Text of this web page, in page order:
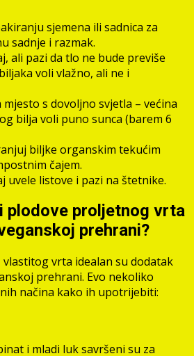
sjemena ili sadnica za
sadnje i razmak.
ali pazi da tlo ne bude previše
voli vlažno, ali ne i
s dovoljno svjetla – većina
bilja voli puno sunca (barem 6
biljke organskim tekućim
čajem.
uvele listove i pazi na štetnike.
plodove proljetnog vrta
prehrani?
vlastitog vrta idealan su dodatak
prehrani. Evo nekoliko
načina kako ih upotrijebiti:
i mladi luk savršeni su za